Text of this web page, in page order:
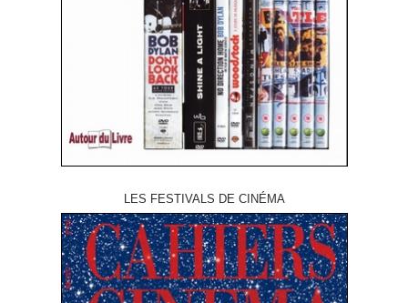
LES FESTIVALS DE CINÉMA